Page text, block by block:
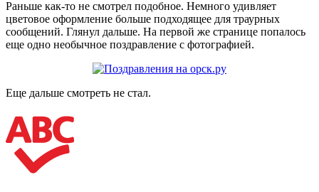
Раньше как-то не смотрел подобное. Немного удивляет
цветовое оформление больше подходящее для траурных
сообщений. Глянул дальше. На первой же странице попалось
еще одно необычное поздравление с фотографией.
Еще дальше смотреть не стал.